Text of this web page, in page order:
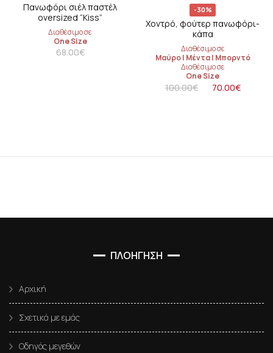
Πανωφόρι σιέλ παστέλ
oversized “Kiss”
Διαθέσιμο σε
One Size
68.00€
-30%
Χοντρό, φούτερ πανωφόρι-
κάπα
Διαθέσιμο σε
Μαύρο| Μέντα| Μπορντό
Διαθέσιμο σε
One Size
100.00€ 70.00€
ΠΛΟΗΓΗΣΗ
Αρχική
Σχετικά με εμάς
Οδηγός μεγεθών